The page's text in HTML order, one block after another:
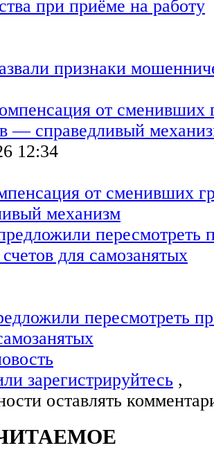
признаки
12:34
от сменивших
механизм
пересмотреть
зарегистрируйтесь ,
оставлять